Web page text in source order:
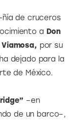
de cruceros
a Don
Viamosa, por su
dejado para la
de México.
–en
de un barco–,